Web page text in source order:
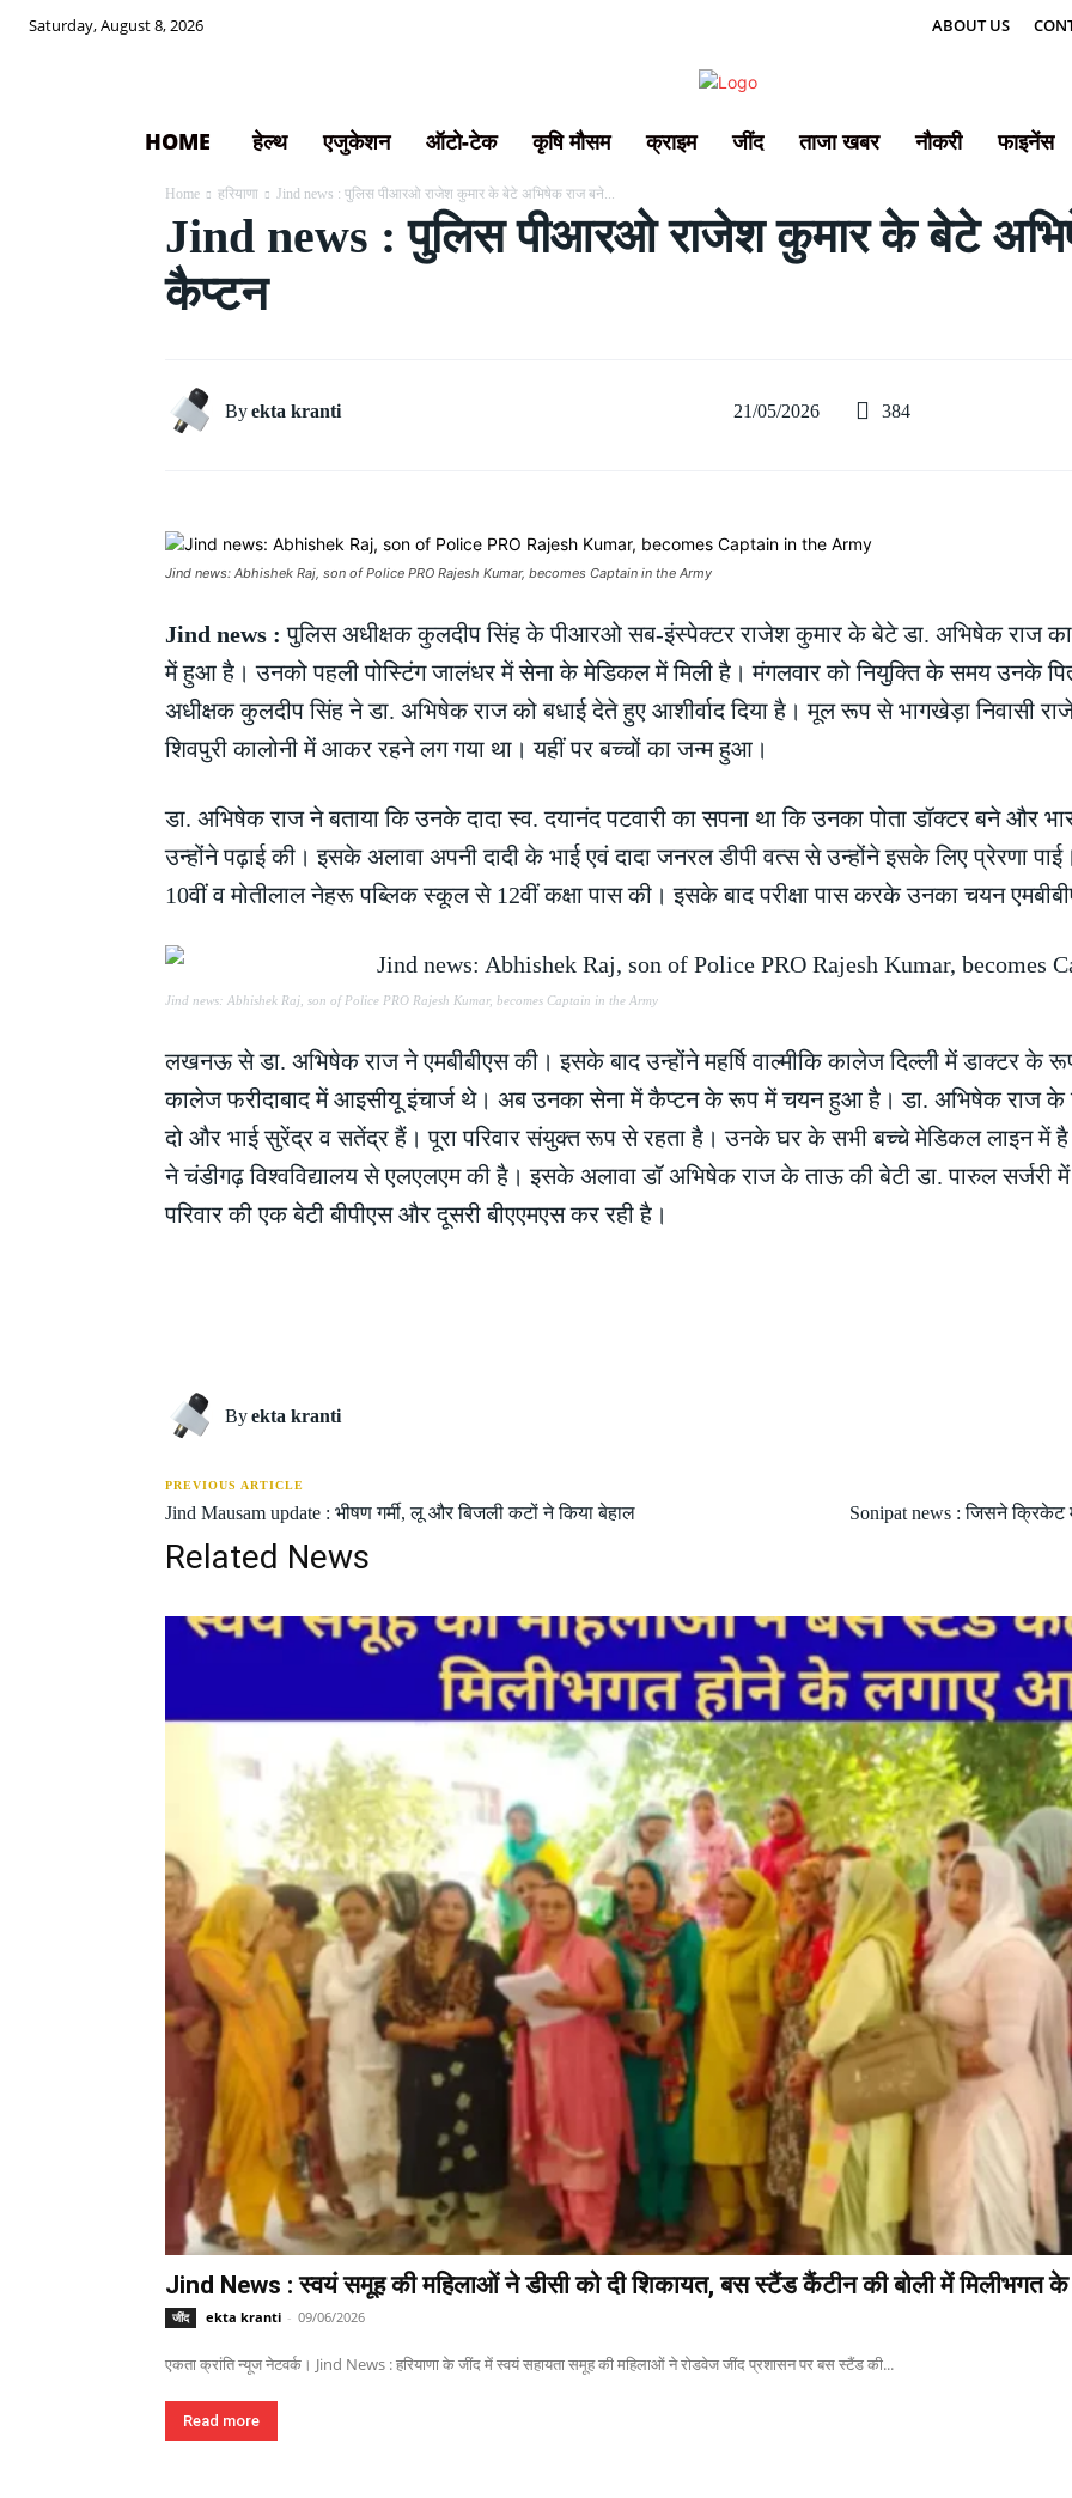
Saturday, August 8, 2026 ABOUT US
HOME हेल्थ एजुकेशन ऑटो-टेक कृषि मौसम क्राइम जींद ताजा खबर नौकरी फाइनेंस
Home हरियाणा Jind news : पुलिस पीआरओ राजेश कुमार के बेटे अभिषेक राज बने...
Jind news : पुलिस पीआरओ राजेश कुमार के बेटे
कैप्टन
Byekta kranti 21/05/2026 384
Jind news: Abhishek Raj, son of Police PRO Rajesh Kumar, becomes Captain in the Army
Jind news : पुलिस अधीक्षक कुलदीप सिंह के पीआरओ सब-इंस्पेक्टर राजेश कुमार के बेटे डा. अभिषेक राज
में हुआ है। उनको पहली पोस्टिंग जालंधर में सेना के मेडिकल में मिली है। मंगलवार को नियुक्ति के समय उनके
अधीक्षक कुलदीप सिंह ने डा. अभिषेक राज को बधाई देते हुए आशीर्वाद दिया है। मूल रूप से भागखेड़ा निवासी
शिवपुरी कालोनी में आकर रहने लग गया था। यहीं पर बच्चों का जन्म हुआ।
डा. अभिषेक राज ने बताया कि उनके दादा स्व. दयानंद पटवारी का सपना था कि उनका पोता डॉक्टर बने और
उन्होंने पढ़ाई की। इसके अलावा अपनी दादी के भाई एवं दादा जनरल डीपी वत्स से उन्होंने इसके लिए प्रेरणा
10वीं व मोतीलाल नेहरू पब्लिक स्कूल से 12वीं कक्षा पास की। इसके बाद परीक्षा पास करके उनका चयन
Jind news: Abhishek Raj, son of Police PRO Rajesh Kumar, becomes Captain in the Army
लखनऊ से डा. अभिषेक राज ने एमबीबीएस की। इसके बाद उन्होंने महर्षि वाल्मीकि कालेज दिल्ली में डाक्टर के
कालेज फरीदाबाद में आइसीयू इंचार्ज थे। अब उनका सेना में कैप्टन के रूप में चयन हुआ है। डा. अभिषेक राज के
दो और भाई सुरेंद्र व सतेंद्र हैं। पूरा परिवार संयुक्त रूप से रहता है। उनके घर के सभी बच्चे मेडिकल लाइन में
ने चंडीगढ़ विश्वविद्यालय से एलएलएम की है। इसके अलावा डॉ अभिषेक राज के ताऊ की बेटी डा. पारुल
परिवार की एक बेटी बीपीएस और दूसरी बीएएमएस कर रही है।
Byekta kranti
PREVIOUS ARTICLE
Jind Mausam update : भीषण गर्मी, लू और बिजली कटों ने किया बेहाल Sonipat news : जिसने क्रिकेट
Related News
Jind News : स्वयं समूह की महिलाओं ने डीसी को दी शिकायत, बस स्टैंड कैंटीन की बोली में मिलीभगत
जींद ekta kranti - 09/06/2026
एकता क्रांति न्यूज नेटवर्क। Jind News : हरियाणा के जींद में स्वयं सहायता समूह की महिलाओं ने रोडवेज जींद प्रशासन पर बस स्टैंड की...
Read more